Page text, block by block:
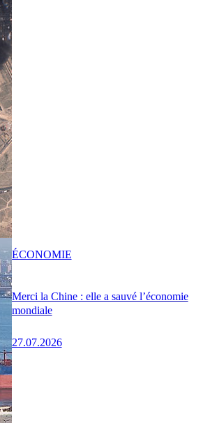
Merci la Chine : elle a sauvé l’économie
mondiale
27.07.2026
ÉCONOMIE